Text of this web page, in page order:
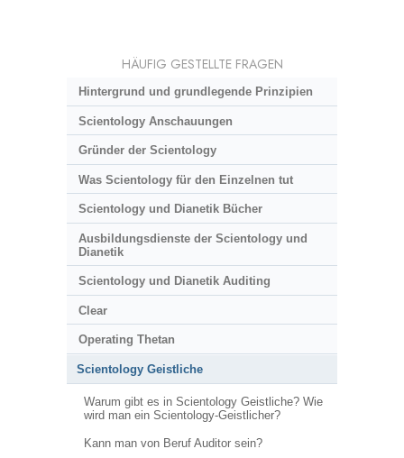
HÄUFIG GESTELLTE FRAGEN
Hintergrund und grundlegende Prinzipien
Scientology Anschauungen
Gründer der Scientology
Was Scientology für den Einzelnen tut
Scientology und Dianetik Bücher
Ausbildungsdienste der Scientology und
Dianetik
Scientology und Dianetik Auditing
Clear
Operating Thetan
Scientology Geistliche
Warum gibt es in Scientology Geistliche? Wie
wird man ein Scientology-Geistlicher?
Kann man von Beruf Auditor sein?